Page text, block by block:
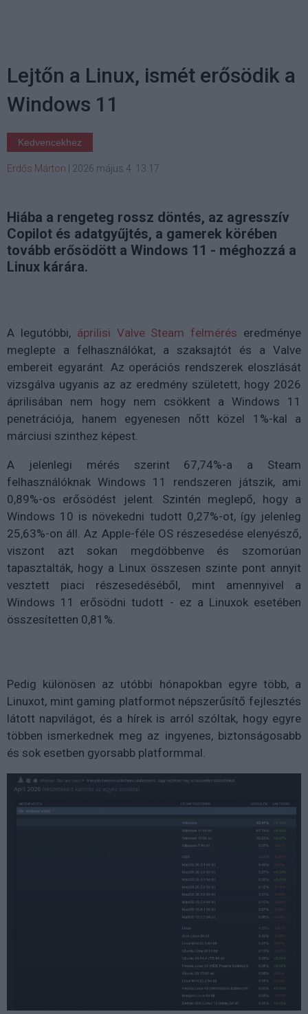
Lejtőn a Linux, ismét erősödik a
Windows 11
Kedvencekhez
Erdős Márton 2026 május 4. 13:17
Hiába a rengeteg rossz döntés, az agresszív
Copilot és adatgyűjtés, a gamerek körében
tovább erősödött a Windows 11 - méghozzá a
Linux kárára.
A legutóbbi, áprilisi Valve Steam felmérés eredménye
meglepte a felhasználókat, a szaksajtót és a Valve
embereit egyaránt. Az operációs rendszerek eloszlását
vizsgálva ugyanis az az eredmény született, hogy 2026
áprilisában nem hogy nem csökkent a Windows 11
penetrációja, hanem egyenesen nőtt közel 1%-kal a
márciusi szinthez képest.
A jelenlegi mérés szerint 67,74%-a a Steam
felhasználóknak Windows 11 rendszeren játszik, ami
0,89%-os erősödést jelent. Szintén meglepő, hogy a
Windows 10 is növekedni tudott 0,27%-ot, így jelenleg
25,63%-on áll. Az Apple-féle OS részesedése elenyésző,
viszont azt sokan megdöbbenve és szomorúan
tapasztalták, hogy a Linux összesen szinte pont annyit
vesztett piaci részesedéséből, mint amennyivel a
Windows 11 erősödni tudott - ez a Linuxok esetében
összesítetten 0,81%.
Pedig különösen az utóbbi hónapokban egyre több, a
Linuxot, mint gaming platformot népszerűsítő fejlesztés
látott napvilágot, és a hírek is arról szóltak, hogy egyre
többen ismerkednek meg az ingyenes, biztonságosabb
és sok esetben gyorsabb platformmal.